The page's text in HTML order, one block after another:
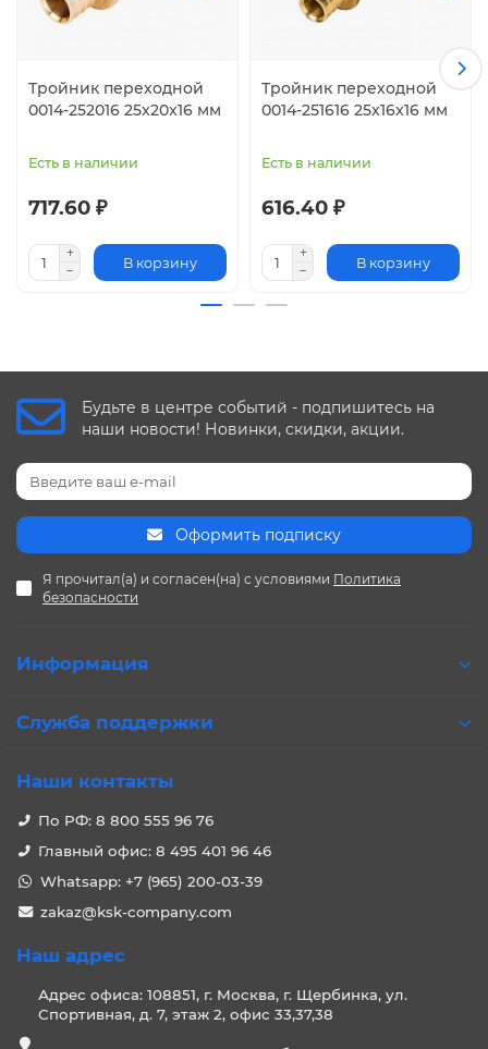
Тройник переходной
0014-252016 25x20x16 мм
Есть в наличии
717.60 ₽
В корзину
Тройник переходной
0014-251616 25x16x16 мм
Есть в наличии
616.40 ₽
В корзину
Будьте в центре событий - подпишитесь на
наши новости! Новинки, скидки, акции.
Оформить подписку
Я прочитал(а) и согласен(на) с условиями Политика
безопасности
Информация
Служба поддержки
Наши контакты
По РФ: 8 800 555 96 76
Главный офис: 8 495 401 96 46
Whatsapp: +7 (965) 200-03-39
zakaz@ksk-company.com
Наш адрес
Адрес офиса: 108851, г. Москва, г. Щербинка, ул.
Спортивная, д. 7, этаж 2, офис 33,37,38